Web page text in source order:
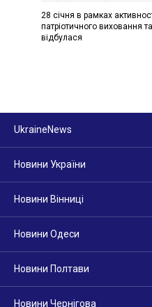
28 січня в рамках
патріотичного виховання
відбулася
UkraineNews
Новини України
Новини Вінниці
Новини Одеси
Новини Полтави
Новини Чернігова